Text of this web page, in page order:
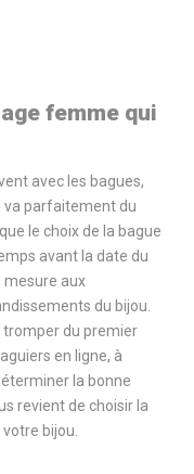
femme qui
avec les bagues,
va parfaitement du
le choix de la bague
avant la date du
mesure aux
du bijou.
tromper du premier
en ligne, à
la bonne
revient de choisir la
bijou.